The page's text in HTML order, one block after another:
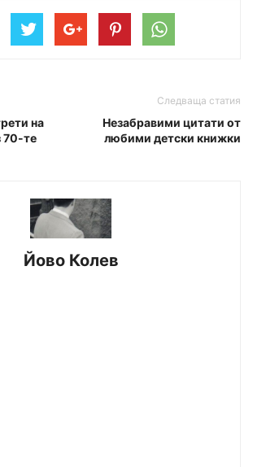
на
70-те
Следваща статия
Незабравими цитати от
любими детски книжки
Йово Колев